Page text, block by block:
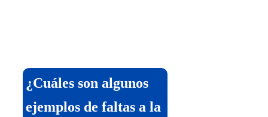
¿Cuáles son algunos
ejemplos de faltas a la